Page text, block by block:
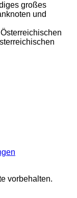
großes
und
vorbehalten.